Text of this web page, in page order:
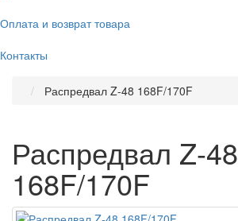
Оплата и возврат товара
Контакты
Распредвал Z-48 168F/170F
Распредвал Z-48
168F/170F